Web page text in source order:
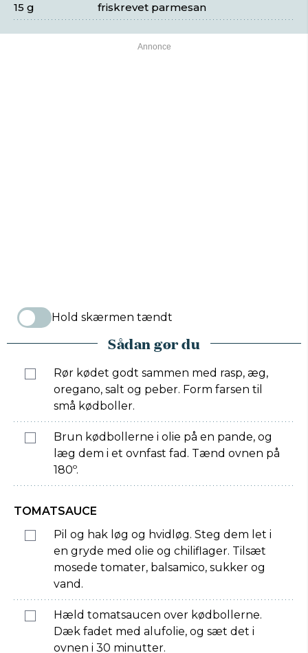
friskrevet parmesan
15 g
Hold skærmen tændt
Sådan gør du
Rør kødet godt sammen med rasp, æg,
oregano, salt og peber. Form farsen til
små kødboller.
Brun kødbollerne i olie på en pande, og
læg dem i et ovnfast fad. Tænd ovnen på
180º.
TOMATSAUCE
Pil og hak løg og hvidløg. Steg dem let i
en gryde med olie og chiliflager. Tilsæt
mosede tomater, balsamico, sukker og
vand.
Hæld tomatsaucen over kødbollerne.
Dæk fadet med alufolie, og sæt det i
ovnen i 30 minutter.